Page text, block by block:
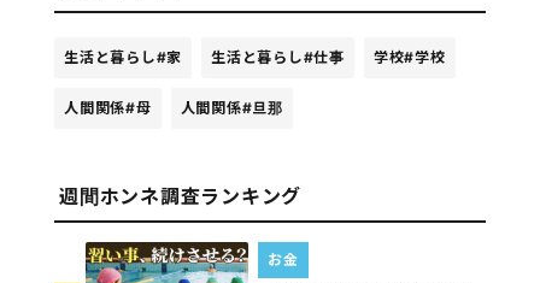
生活と暮らし#家 生活と暮らし#仕事 学校#学校
人間関係#母 人間関係#旦那
週間ホンネ調査ランキング
お金